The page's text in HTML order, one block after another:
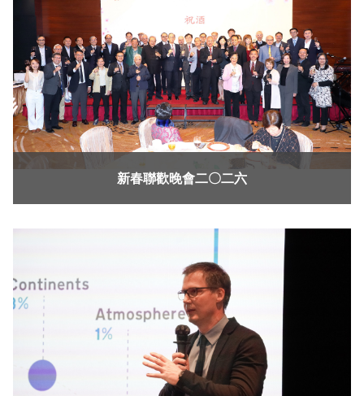
新春聯歡晚會二〇二六